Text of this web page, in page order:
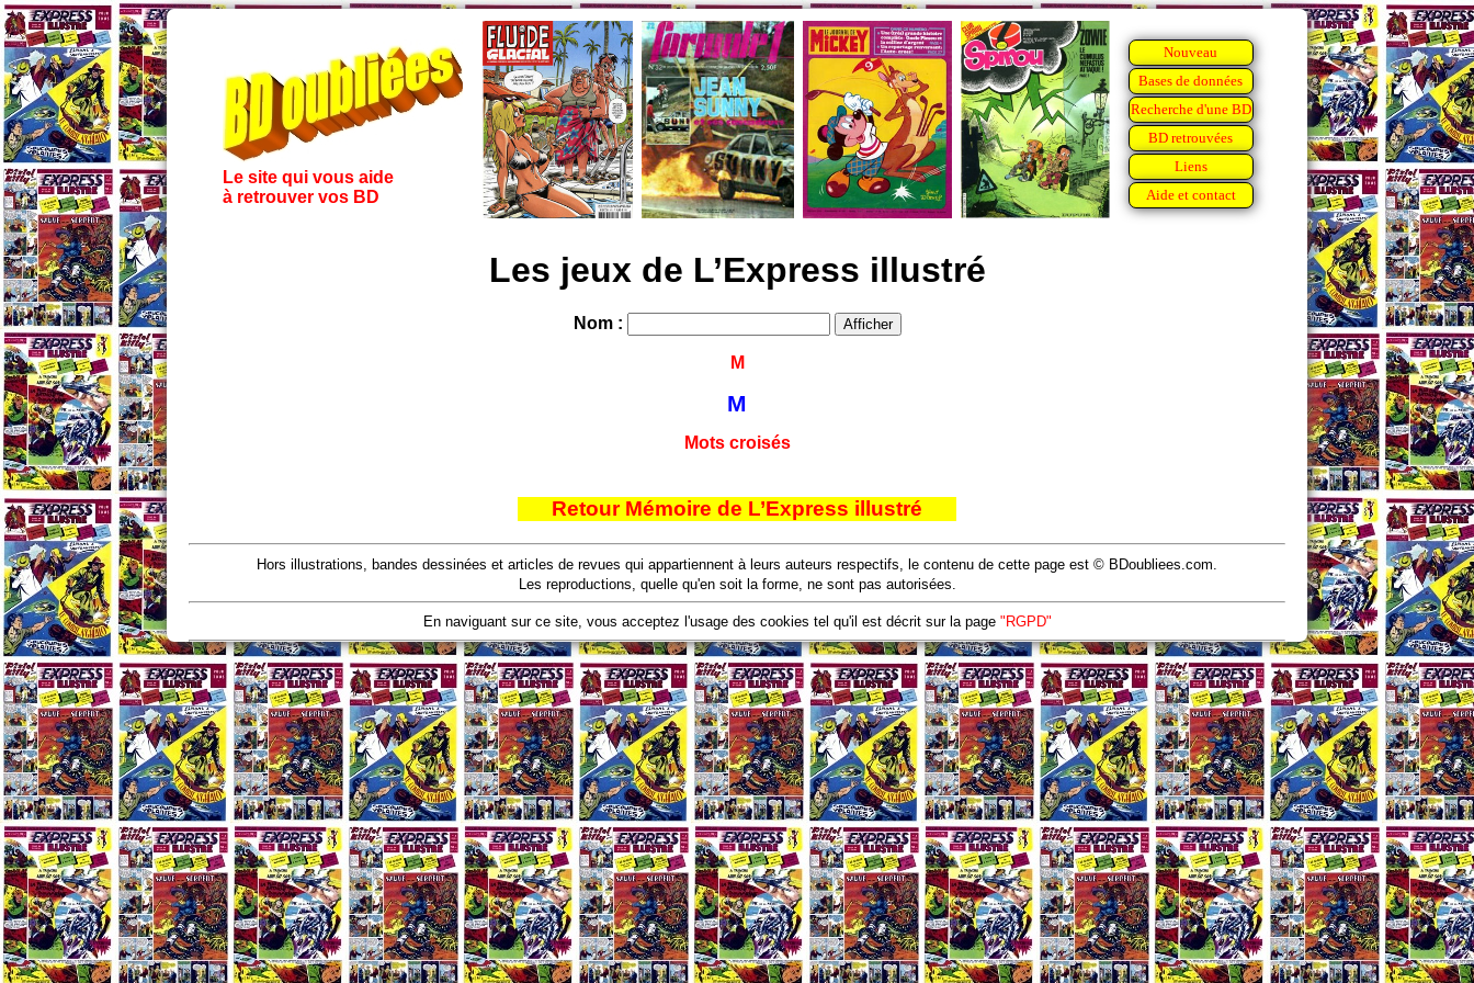
Le site qui vous aide
à retrouver vos BD
Nouveau
Bases de données
Recherche d'une BD
BD retrouvées
Liens
Aide et contact
Les jeux de L’Express illustré
Nom :
M
M
Mots croisés
Retour Mémoire de L’Express illustré
Hors illustrations, bandes dessinées et articles de revues qui appartiennent à leurs auteurs respectifs, le contenu de cette page est © BDoubliees.com.
Les reproductions, quelle qu'en soit la forme, ne sont pas autorisées.
En naviguant sur ce site, vous acceptez l'usage des cookies tel qu'il est décrit sur la page "RGPD"